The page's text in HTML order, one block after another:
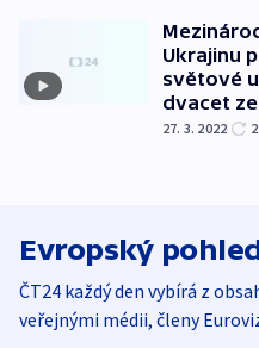
Ukrajinu
světové
dvacet
27. 3. 2022
Evropský
ČT24 každý den vybírá z
veřejnými médii, členy